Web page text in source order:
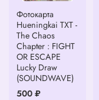
Фотокарта
Hueningkai TXT -
The Chaos
Chapter : FIGHT
OR ESCAPE
Lucky Draw
(SOUNDWAVE)
500 ₽